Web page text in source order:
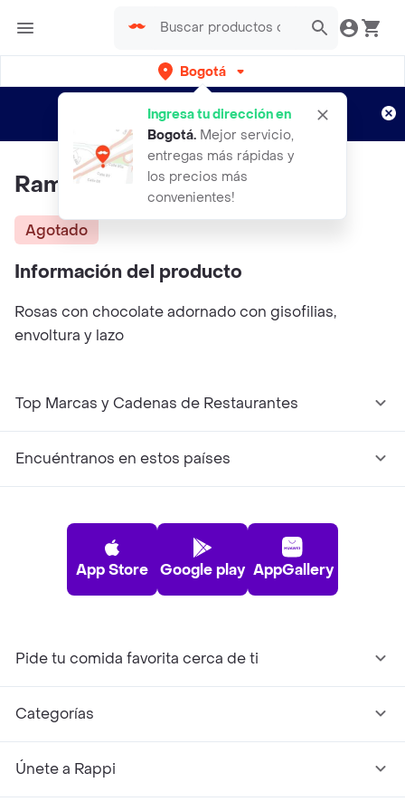
Bogotá
Ingresa tu dirección en
Bogotá. Mejor servicio,
entregas más rápidas y
los precios más
convenientes!
envíos gratis por semanas
Aplican TyC
Ramillete Kiss
Agotado
Información del producto
Rosas con chocolate adornado con gisofilias,
envoltura y lazo
Top Marcas y Cadenas de Restaurantes
Encuéntranos en estos países
App Store Google play AppGallery
Pide tu comida favorita cerca de ti
Categorías
Únete a Rappi